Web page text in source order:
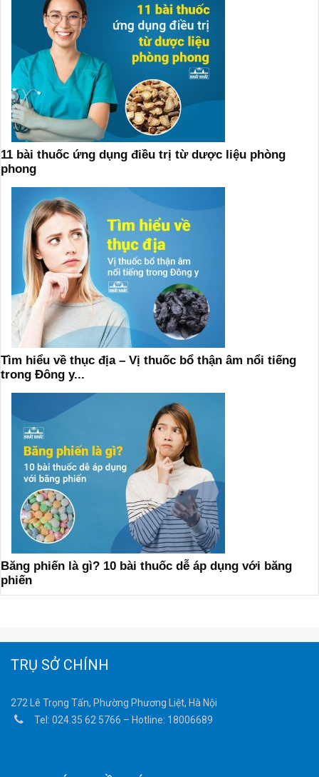
11 bài thuốc ứng dụng điều trị từ dược liệu phòng
phong
Tìm hiểu về thục địa – Vị thuốc bổ thận âm nổi tiếng
trong Đông y...
Băng phiến là gì? 10 bài thuốc dễ áp dụng với băng
phiến
TRỤ SỞ CHÍNH
272 Lê Trọng Tấn, Phường Phương Liệt, Hà Nội
Tel: 024.35 62 5766 – Hotline: 18006689